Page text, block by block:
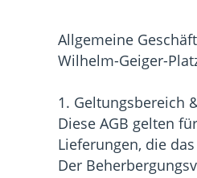
Allgemeine
Wilhelm-Geiger-
1. Geltungsbereich
Diese AGB gelten
Lieferungen, die
Der